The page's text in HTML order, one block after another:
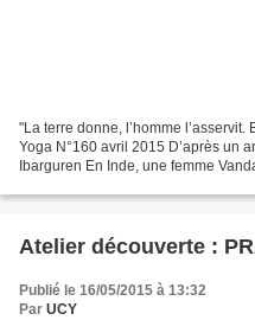
"La terre donne, l’homme
Yoga N°160 avril 2015 D’après un
Ibarguren En Inde, une femme
Atelier découverte :
Publié le 16/05/2015 à 13:32
Par UCY